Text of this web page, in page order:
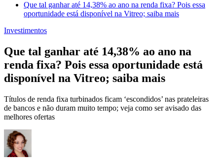
Que tal ganhar até 14,38% ao ano na renda fixa? Pois essa
oportunidade está disponível na Vitreo; saiba mais
Investimentos
Que tal ganhar até 14,38% ao ano na
renda fixa? Pois essa oportunidade está
disponível na Vitreo; saiba mais
Títulos de renda fixa turbinados ficam ‘escondidos’ nas prateleiras
de bancos e não duram muito tempo; veja como ser avisado das
melhores ofertas